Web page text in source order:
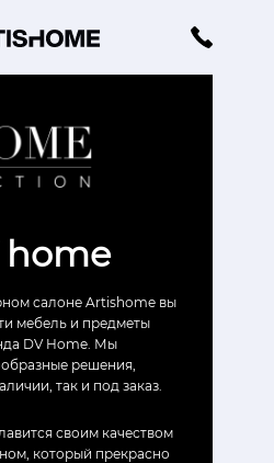
home
салоне Artishome вы
мебель и предметы
DV Home. Мы
решения,
так и под заказ.
своим качеством
который прекрасно